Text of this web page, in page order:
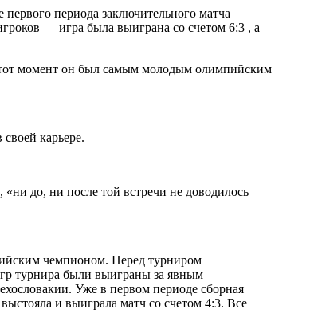
периода заключительного матча
— игра была выиграна со счетом 6:3 , а
момент он был самым молодым олимпийским
карьере.
до, ни после той встречи не доводилось
чемпионом. Перед турниром
турнира были выиграны за явным
Уже в первом периоде сборная
и выиграла матч со счетом 4:3. Все